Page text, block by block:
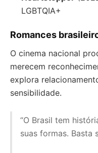
LGBTQIA+
Romances
O cinema nacional
merecem
explora
sensibilidade.
“O Brasil tem
suas formas. Basta